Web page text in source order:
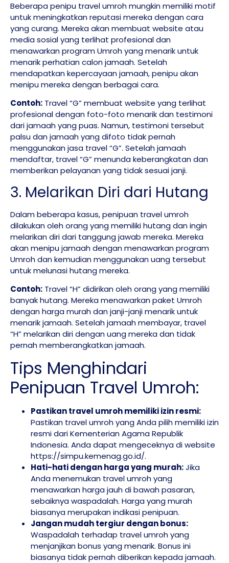
Beberapa penipu travel umroh mungkin memiliki motif
untuk meningkatkan reputasi mereka dengan cara
yang curang. Mereka akan membuat website atau
media sosial yang terlihat profesional dan
menawarkan program Umroh yang menarik untuk
menarik perhatian calon jamaah. Setelah
mendapatkan kepercayaan jamaah, penipu akan
menipu mereka dengan berbagai cara.
Contoh: Travel “G” membuat website yang terlihat
profesional dengan foto-foto menarik dan testimoni
dari jamaah yang puas. Namun, testimoni tersebut
palsu dan jamaah yang difoto tidak pernah
menggunakan jasa travel “G”. Setelah jamaah
mendaftar, travel “G” menunda keberangkatan dan
memberikan pelayanan yang tidak sesuai janji.
3. Melarikan Diri dari Hutang
Dalam beberapa kasus, penipuan travel umroh
dilakukan oleh orang yang memiliki hutang dan ingin
melarikan diri dari tanggung jawab mereka. Mereka
akan menipu jamaah dengan menawarkan program
Umroh dan kemudian menggunakan uang tersebut
untuk melunasi hutang mereka.
Contoh: Travel “H” didirikan oleh orang yang memiliki
banyak hutang. Mereka menawarkan paket Umroh
dengan harga murah dan janji-janji menarik untuk
menarik jamaah. Setelah jamaah membayar, travel
“H” melarikan diri dengan uang mereka dan tidak
pernah memberangkatkan jamaah.
Tips Menghindari
Penipuan Travel Umroh:
Pastikan travel umroh memiliki izin resmi:
Pastikan travel umroh yang Anda pilih memiliki izin
resmi dari Kementerian Agama Republik
Indonesia. Anda dapat mengeceknya di website
https://simpu.kemenag.go.id/.
Hati-hati dengan harga yang murah:Jika
Anda menemukan travel umroh yang
menawarkan harga jauh di bawah pasaran,
sebaiknya waspadalah. Harga yang murah
biasanya merupakan indikasi penipuan.
Jangan mudah tergiur dengan bonus:
Waspadalah terhadap travel umroh yang
menjanjikan bonus yang menarik. Bonus ini
biasanya tidak pernah diberikan kepada jamaah.